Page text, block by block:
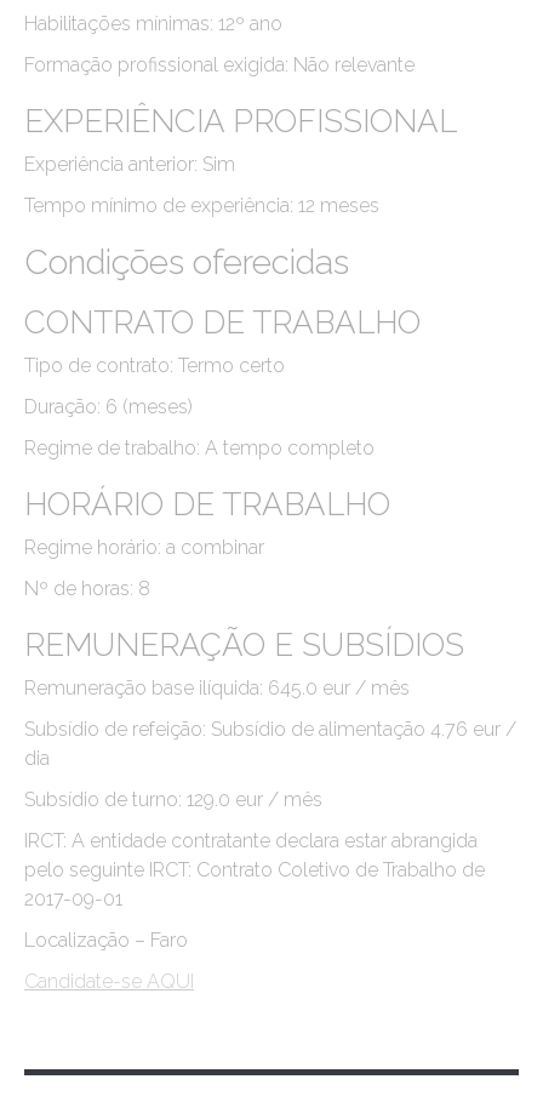
Habilitações mínimas: 12º ano
Formação profissional exigida: Não relevante
EXPERIÊNCIA PROFISSIONAL
Experiência anterior: Sim
Tempo mínimo de experiência: 12 meses
Condições oferecidas
CONTRATO DE TRABALHO
Tipo de contrato: Termo certo
Duração: 6 (meses)
Regime de trabalho: A tempo completo
HORÁRIO DE TRABALHO
Regime horário: a combinar
Nº de horas: 8
REMUNERAÇÃO E SUBSÍDIOS
Remuneração base ilíquida: 645.0 eur / mês
Subsídio de refeição: Subsídio de alimentação 4.76 eur /
dia
Subsídio de turno: 129.0 eur / mês
IRCT: A entidade contratante declara estar abrangida
pelo seguinte IRCT: Contrato Coletivo de Trabalho de
2017-09-01
Localização – Faro
Candidate-se AQUI